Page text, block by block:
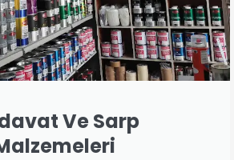
Ve Sarp